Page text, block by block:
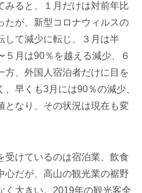
みると、１月だけは対前年比
たが、新型コロナウィルスの
して減少に転じ、３月は半
月は90％を越える減少、６
方、外国人宿泊者だけに目を
早くも3月には90％の減少、
となり、その状況は現在も変
受けているのは宿泊業、飲食
心だが、高山の観光業の裾野
く大きい。2019年の観光客全